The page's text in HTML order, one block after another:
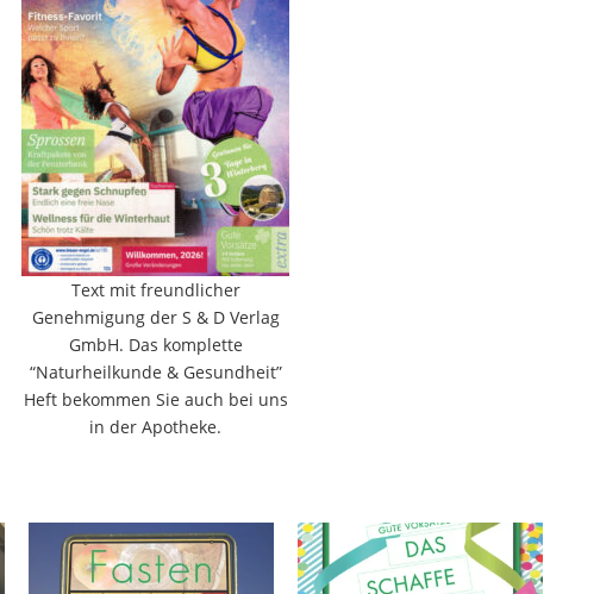
Text mit freundlicher
Genehmigung der S & D Verlag
GmbH. Das komplette
“Naturheilkunde & Gesundheit”
Heft bekommen Sie auch bei uns
in der Apotheke.